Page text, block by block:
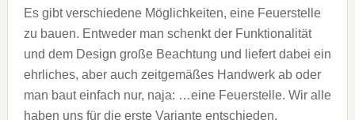
Es gibt verschiedene Möglichkeiten, eine Feuerstelle
zu bauen. Entweder man schenkt der Funktionalität
und dem Design große Beachtung und liefert dabei ein
ehrliches, aber auch zeitgemäßes Handwerk ab oder
man baut einfach nur, naja: …eine Feuerstelle. Wir alle
haben uns für die erste Variante entschieden.